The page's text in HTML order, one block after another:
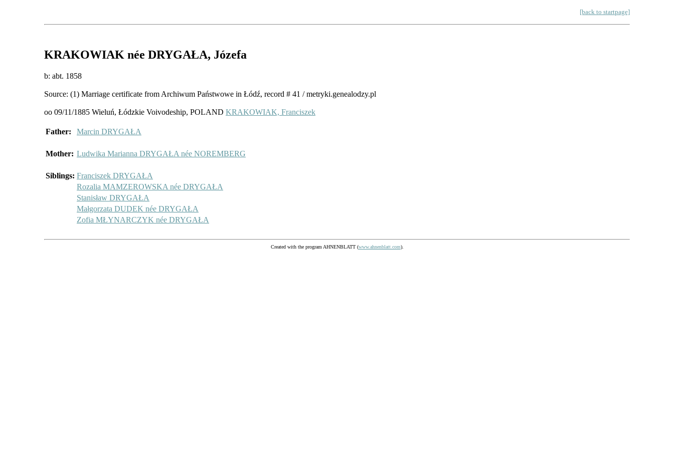
[back to startpage]
KRAKOWIAK née DRYGAŁA, Józefa
b: abt. 1858
Source: (1) Marriage certificate from Archiwum Państwowe in Łódź, record # 41 / metryki.genealodzy.pl
oo 09/11/1885 Wieluń, Łódzkie Voivodeship, POLAND KRAKOWIAK, Franciszek
Father: Marcin DRYGAŁA
Mother: Ludwika Marianna DRYGAŁA née NOREMBERG
Siblings: Franciszek DRYGAŁA
Rozalia MAMZEROWSKA née DRYGAŁA
Stanisław DRYGAŁA
Małgorzata DUDEK née DRYGAŁA
Zofia MŁYNARCZYK née DRYGAŁA
Created with the program AHNENBLATT (www.ahnenblatt.com).